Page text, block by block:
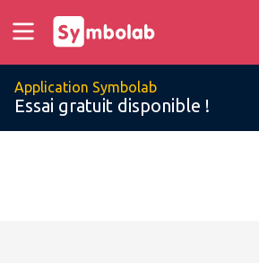
Application Symbolab
Essai gratuit disponible !